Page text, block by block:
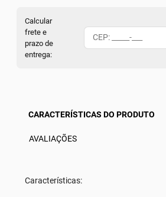
Calcular
frete e
prazo de
entrega:
CARACTERÍSTICAS DO PRODUTO
AVALIAÇÕES
Características: